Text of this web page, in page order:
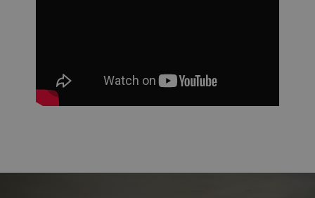
a decorative background image